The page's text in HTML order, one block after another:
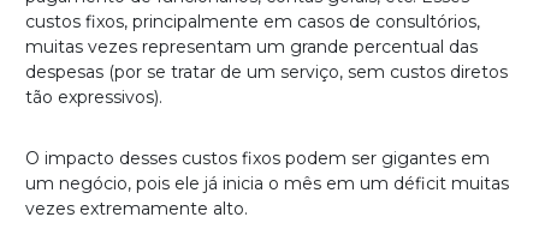
custos fixos, principalmente em casos de consultórios,
muitas vezes representam um grande percentual das
despesas (por se tratar de um serviço, sem custos diretos
tão expressivos).
O impacto desses custos fixos podem ser gigantes em
um negócio, pois ele já inicia o mês em um déficit muitas
vezes extremamente alto.